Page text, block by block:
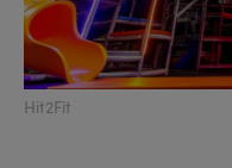
Hit2Fit